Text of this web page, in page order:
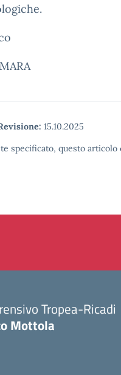
15.10.2025
specificato, questo
Tropea-Ricadi
Mottola